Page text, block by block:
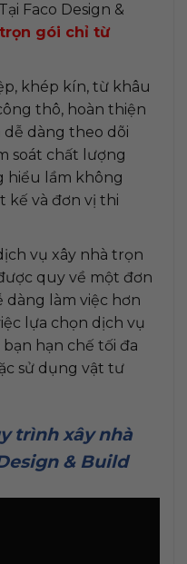
Faco Design &
gói chỉ từ
khép kín, từ khâu
thô, hoàn thiện
dàng theo dõi
soát chất lượng
hiểu lầm không
kế và đơn vị thi
vụ xây nhà trọn
quy về một đơn
dàng làm việc hơn
lựa chọn dịch vụ
hạn chế tối đa
sử dụng vật tư
trình xây nhà
& Build